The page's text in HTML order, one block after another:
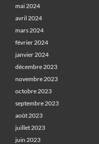
mai 2024
avril 2024
mars 2024
février 2024
janvier 2024
décembre 2023
novembre 2023
octobre 2023
septembre 2023
août 2023
juillet 2023
juin 2023